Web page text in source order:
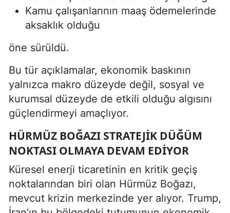
Kamu çalışanlarının maaş ödemelerinde
aksaklık olduğu
öne sürüldü.
Bu tür açıklamalar, ekonomik baskının
yalnızca makro düzeyde değil, sosyal ve
kurumsal düzeyde de etkili olduğu algısını
güçlendirmeyi amaçlıyor.
HÜRMÜZ BOĞAZI STRATEJIK DÜĞÜM
NOKTASI OLMAYA DEVAM EDIYOR
Küresel enerji ticaretinin en kritik geçiş
noktalarından biri olan Hürmüz Boğazı,
mevcut krizin merkezinde yer alıyor. Trump,